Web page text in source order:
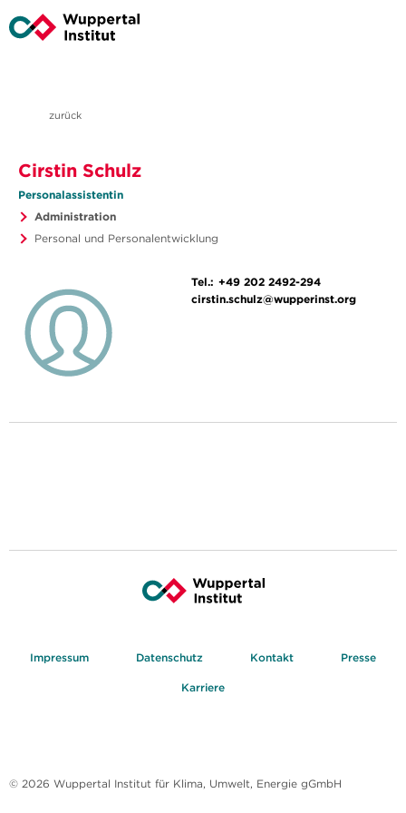
zurück
Cirstin Schulz
Personalassistentin
Administration
Personal und Personalentwicklung
Tel.: +49 202 2492-294
cirstin.schulz@wupperinst.org
Impressum Datenschutz Kontakt Presse
Karriere
© 2026 Wuppertal Institut für Klima, Umwelt, Energie gGmbH